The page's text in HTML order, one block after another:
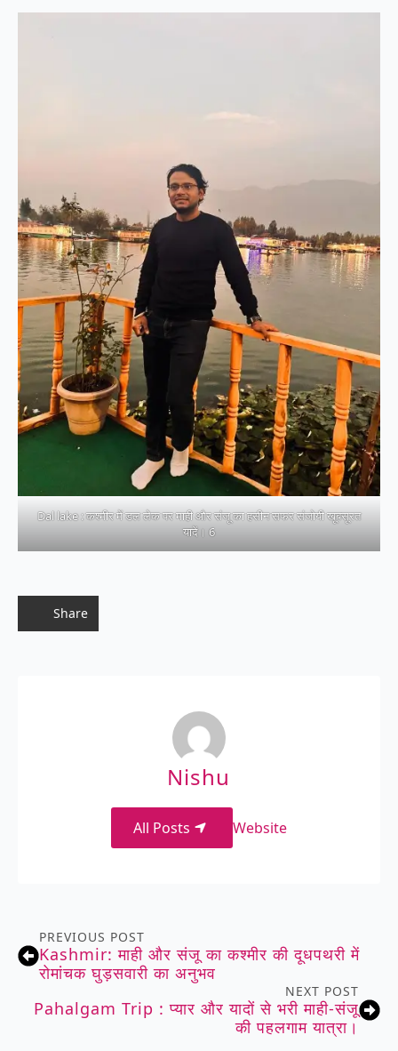
Dal lake : कश्मीर में डल लेक पर माही और संजू का हसीन सफर संजोयी खूबसूरत
यादें। 6
Share
Nishu
All Posts Website
PREVIOUS POST
Kashmir: माही और संजू का कश्मीर की दूधपथरी में
रोमांचक घुड़सवारी का अनुभव
NEXT POST
Pahalgam Trip : प्यार और यादों से भरी माही-संजू
की पहलगाम यात्रा।